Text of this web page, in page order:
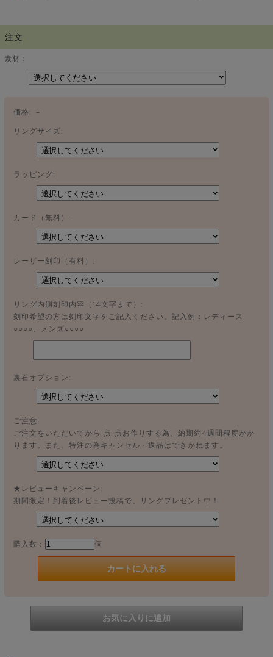
注文
素材：
価格: －
リングサイズ:
ラッピング:
カード（無料）:
レーザー刻印（有料）:
リング内側刻印内容（14文字まで）:
刻印希望の方は刻印文字をご記入ください。記入例：レディース
○○○○、メンズ○○○○
裏石オプション:
ご注意:
ご注文をいただいてから1点1点お作りする為、納期約4週間程度かか
ります。また、特注の為キャンセル・返品はできかねます。
★レビューキャンペーン:
期間限定！到着後レビュー投稿で、リングプレゼント中！
購入数： 個